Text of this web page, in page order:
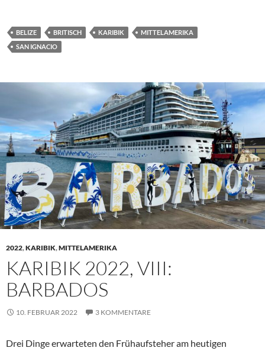
BELIZE BRITISCH KARIBIK
MITTELAMERIKA
SAN IGNACIO
2022,KARIBIK,MITTELAMERIKA
KARIBIK 2022, VIII:
BARBADOS
10. FEBRUAR 2022 3 KOMMENTARE
Drei Dinge erwarteten den Frühaufsteher am heutigen